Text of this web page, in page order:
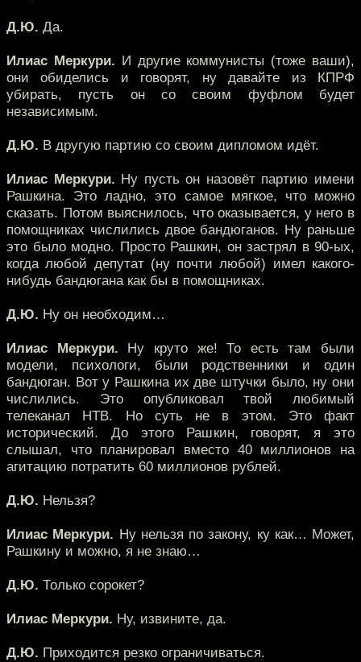
Д.Ю. Да.
Илиас Меркури. И другие коммунисты (тоже ваши),
они обиделись и говорят, ну давайте из КПРФ
убирать, пусть он со своим фуфлом будет
независимым.
Д.Ю. В другую партию со своим дипломом идёт.
Илиас Меркури. Ну пусть он назовёт партию имени
Рашкина. Это ладно, это самое мягкое, что можно
сказать. Потом выяснилось, что оказывается, у него в
помощниках числились двое бандюганов. Ну раньше
это было модно. Просто Рашкин, он застрял в 90-ых,
когда любой депутат (ну почти любой) имел какого-
нибудь бандюгана как бы в помощниках.
Д.Ю. Ну он необходим…
Илиас Меркури. Ну круто же! То есть там были
модели, психологи, были родственники и один
бандюган. Вот у Рашкина их две штучки было, ну они
числились. Это опубликовал твой любимый
телеканал НТВ. Но суть не в этом. Это факт
исторический. До этого Рашкин, говорят, я это
слышал, что планировал вместо 40 миллионов на
агитацию потратить 60 миллионов рублей.
Д.Ю. Нельзя?
Илиас Меркури. Ну нельзя по закону, ку как… Может,
Рашкину и можно, я не знаю…
Д.Ю. Только сорокет?
Илиас Меркури. Ну, извините, да.
Д.Ю. Приходится резко ограничиваться.